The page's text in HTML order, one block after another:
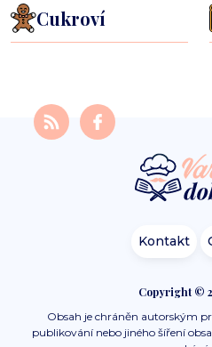
Cukroví
Kontakt
Copyright ©
Obsah je chráněn autorským
publikování nebo jiného šíření